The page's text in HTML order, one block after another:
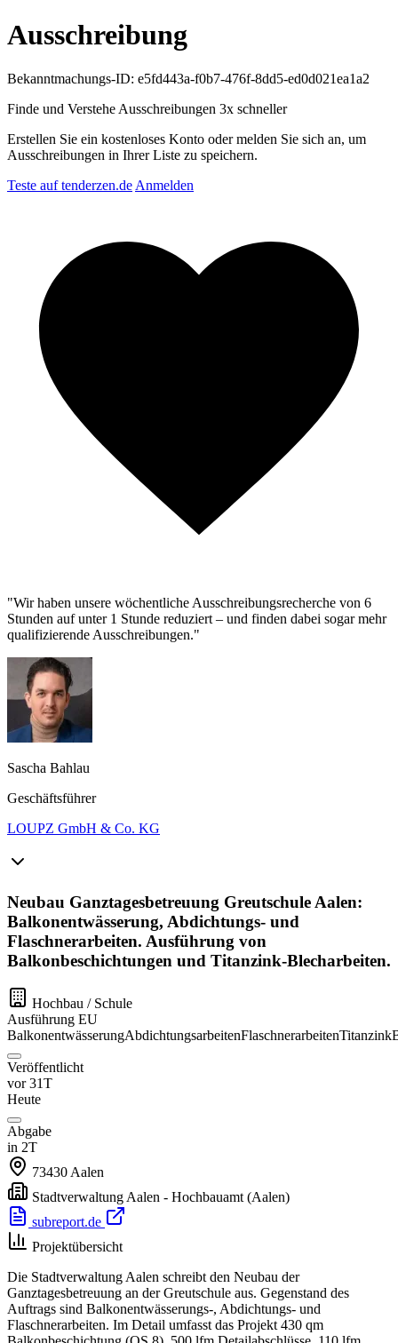
Ausschreibung
Bekanntmachungs-ID: e5fd443a-f0b7-476f-8dd5-ed0d021ea1a2
Finde und Verstehe Ausschreibungen 3x schneller
Erstellen Sie ein kostenloses Konto oder melden Sie sich an, um
Ausschreibungen in Ihrer Liste zu speichern.
Teste auf tenderzen.de Anmelden
"Wir haben unsere wöchentliche Ausschreibungsrecherche von 6
Stunden auf unter 1 Stunde reduziert – und finden dabei sogar mehr
qualifizierende Ausschreibungen."
Sascha Bahlau
Geschäftsführer
LOUPZ GmbH & Co. KG
Neubau Ganztagesbetreuung Greutschule Aalen:
Balkonentwässerung, Abdichtungs- und
Flaschnerarbeiten. Ausführung von
Balkonbeschichtungen und Titanzink-Blecharbeiten.
Hochbau / Schule
Ausführung EU
BalkonentwässerungAbdichtungsarbeitenFlaschnerarbeitenTitanzink
Veröffentlicht
vor 31T
Heute
Abgabe
in 2T
73430 Aalen
Stadtverwaltung Aalen - Hochbauamt (Aalen)
subreport.de
Projektübersicht
Die Stadtverwaltung Aalen schreibt den Neubau der
Ganztagesbetreuung an der Greutschule aus. Gegenstand des
Auftrags sind Balkonentwässerungs-, Abdichtungs- und
Flaschnerarbeiten. Im Detail umfasst das Projekt 430 qm